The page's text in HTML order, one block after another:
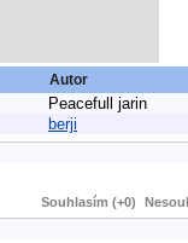
Autor
Peacefull jarin
berji
Souhlasím (+0)